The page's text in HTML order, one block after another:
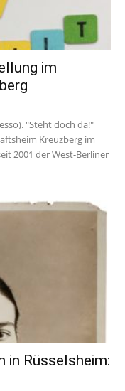
im
"Steht doch da!"
Kreuzberg im
2001 der West-Berliner
in Rüsselsheim: